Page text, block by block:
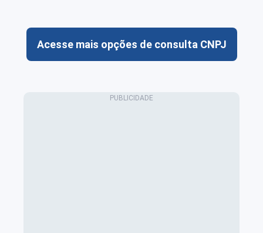
Acesse mais opções de consulta CNPJ